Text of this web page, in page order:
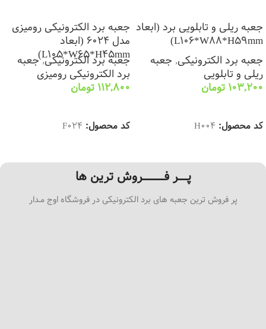
جعبه ریلی و تابلویی برد (ابعاد
L106*W88*H59mm)
جعبه برد الکترونیکی, جعبه
ریلی و تابلویی
103,200 تومان
کد محصول: H004
جعبه برد الکترونیکی رومیزی
مدل 6024 (ابعاد
L105*W65*H45mm)
جعبه برد الکترونیکی,جعبه
برد الکترونیکی رومیزی
112,800 تومان
کد محصول: F024
پـــــر فــــــــــــروش ترین ها
پر فروش ترین جعبه های برد الکترونیکی در فروشگاه اوج مـدار